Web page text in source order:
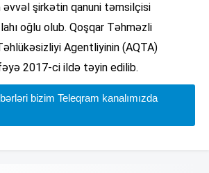
əvvəl şirkətin qanuni təmsilçisi
oğlu olub. Qoşqar Təhməzli
Agentliyinin (AQTA)
2017-ci ildə təyin edilib.
bizim Teleqram kanalımızda